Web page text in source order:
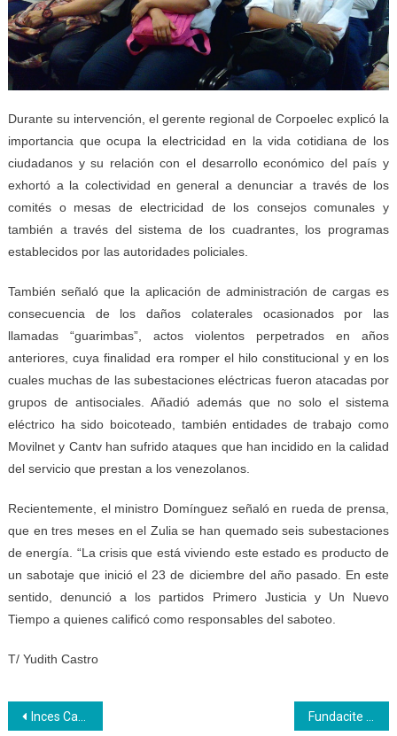
Durante su intervención, el gerente regional de Corpoelec explicó la
importancia que ocupa la electricidad en la vida cotidiana de los
ciudadanos y su relación con el desarrollo económico del país y
exhortó a la colectividad en general a denunciar a través de los
comités o mesas de electricidad de los consejos comunales y
también a través del sistema de los cuadrantes, los programas
establecidos por las autoridades policiales.
También señaló que la aplicación de administración de cargas es
consecuencia de los daños colaterales ocasionados por las
llamadas “guarimbas”, actos violentos perpetrados en años
anteriores, cuya finalidad era romper el hilo constitucional y en los
cuales muchas de las subestaciones eléctricas fueron atacadas por
grupos de antisociales. Añadió además que no solo el sistema
eléctrico ha sido boicoteado, también entidades de trabajo como
Movilnet y Cantv han sufrido ataques que han incidido en la calidad
del servicio que prestan a los venezolanos.
Recientemente, el ministro Domínguez señaló en rueda de prensa,
que en tres meses en el Zulia se han quemado seis subestaciones
de energía. “La crisis que está viviendo este estado es producto de
un sabotaje que inició el 23 de diciembre del año pasado. En este
sentido, denunció a los partidos Primero Justicia y Un Nuevo
Tiempo a quienes calificó como responsables del saboteo.
T/ Yudith Castro
Navegación
Inces Carabobo dicta formación sobre Motivación al Logro a entidades de trabajo